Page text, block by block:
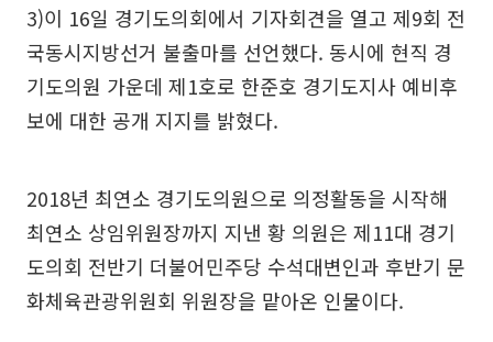
3)이 16일 경기도의회에서 기자회견을 열고 제9회 전
국동시지방선거 불출마를 선언했다. 동시에 현직 경
기도의원 가운데 제1호로 한준호 경기도지사 예비후
보에 대한 공개 지지를 밝혔다.
2018년 최연소 경기도의원으로 의정활동을 시작해
최연소 상임위원장까지 지낸 황 의원은 제11대 경기
도의회 전반기 더불어민주당 수석대변인과 후반기 문
화체육관광위원회 위원장을 맡아온 인물이다.